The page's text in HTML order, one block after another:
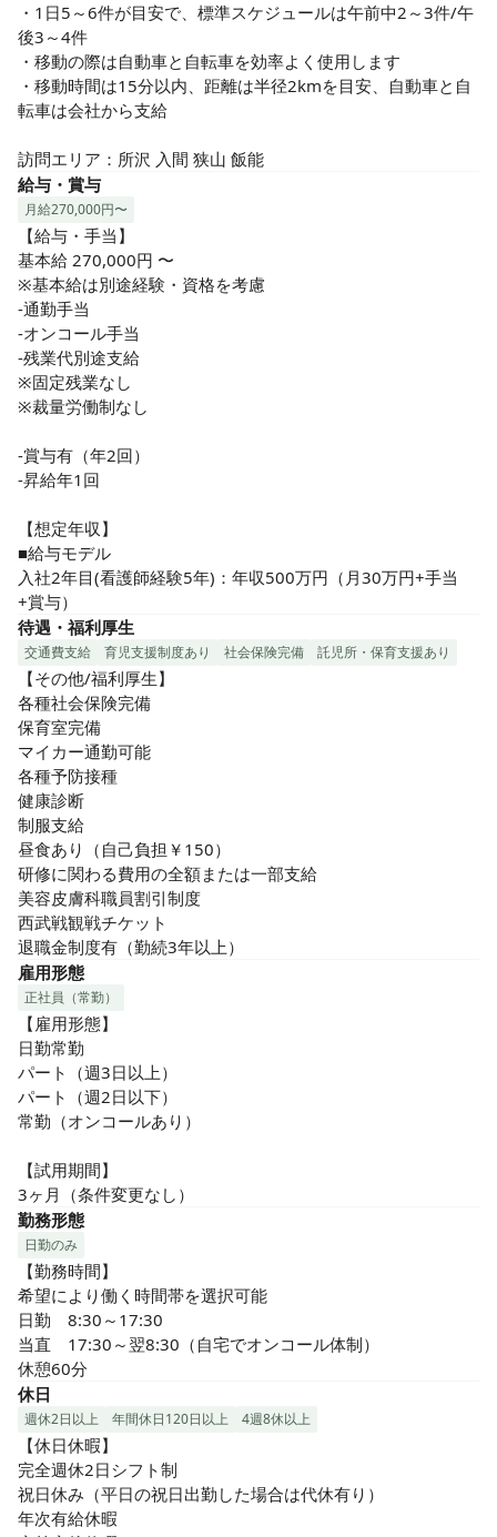
・1日5～6件が目安で、標準スケジュールは午前中2～3件/午
後3～4件
・移動の際は自動車と自転車を効率よく使用します
・移動時間は15分以内、距離は半径2kmを目安、自動車と自
転車は会社から支給
訪問エリア：所沢 入間 狭山 飯能
給与・賞与
月給270,000円〜
【給与・手当】
基本給 270,000円 〜
※基本給は別途経験・資格を考慮
-通勤手当
-オンコール手当
-残業代別途支給
※固定残業なし
※裁量労働制なし
-賞与有（年2回）
-昇給年1回
【想定年収】
■給与モデル
入社2年目(看護師経験5年)：年収500万円（月30万円+手当
+賞与）
待遇・福利厚生
交通費支給 育児支援制度あり 社会保険完備 託児所・保育支援あり
【その他/福利厚生】
各種社会保険完備
保育室完備
マイカー通勤可能
各種予防接種
健康診断
制服支給
昼食あり（自己負担￥150）
研修に関わる費用の全額または一部支給
美容皮膚科職員割引制度
西武戦観戦チケット
退職金制度有（勤続3年以上）
雇用形態
正社員（常勤）
【雇用形態】
日勤常勤
パート（週3日以上）
パート（週2日以下）
常勤（オンコールあり）
【試用期間】
3ヶ月（条件変更なし）
勤務形態
日勤のみ
【勤務時間】
希望により働く時間帯を選択可能
日勤　8:30～17:30
当直　17:30～翌8:30（自宅でオンコール体制）
休憩60分
休日
週休2日以上 年間休日120日以上 4週8休以上
【休日休暇】
完全週休2日シフト制
祝日休み（平日の祝日出勤した場合は代休有り）
年次有給休暇